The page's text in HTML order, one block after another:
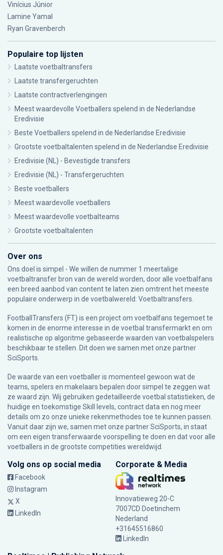
Vinícius Júnior
Lamine Yamal
Ryan Gravenberch
Populaire top lijsten
Laatste voetbaltransfers
Laatste transfergeruchten
Laatste contractverlengingen
Meest waardevolle Voetballers spelend in de Nederlandse
Eredivisie
Beste Voetballers spelend in de Nederlandse Eredivisie
Grootste voetbaltalenten spelend in de Nederlandse Eredivisie
Eredivisie (NL) - Bevestigde transfers
Eredivisie (NL) - Transfergeruchten
Beste voetballers
Meest waardevolle voetballers
Meest waardevolle voetbalteams
Grootste voetbaltalenten
Over ons
Ons doel is simpel - We willen de nummer 1 meertalige
voetbaltransfer bron van de wereld worden, door alle voetbalfans
een breed aanbod van content te laten zien omtrent het meeste
populaire onderwerp in de voetbalwereld: Voetbaltransfers.
FootballTransfers (FT) is een project om voetbalfans tegemoet te
komen in de enorme interesse in de voetbal transfermarkt en om
realistische op algoritme gebaseerde waarden van voetbalspelers
beschikbaar te stellen. Dit doen we samen met onze partner
SciSports
De waarde van een voetballer is momenteel gewoon wat de
teams, spelers en makelaars bepalen door simpel te zeggen wat
ze waard zijn. Wij gebruiken gedetailleerde voetbal statistieken, de
huidige en toekomstige Skill levels, contract data en nog meer
details om zo onze unieke rekenmethodes toe te kunnen passen.
Vanuit daar zijn we, samen met onze partner SciSports, in staat
om een eigen transferwaarde voorspelling te doen en dat voor alle
voetballers in de grootste competities wereldwijd.
Volg ons op social media
Facebook
Instagram
X
LinkedIn
Corporate & Media
Innovatieweg 20-C
7007CD Doetinchem
Nederland
+31645516860
LinkedIn